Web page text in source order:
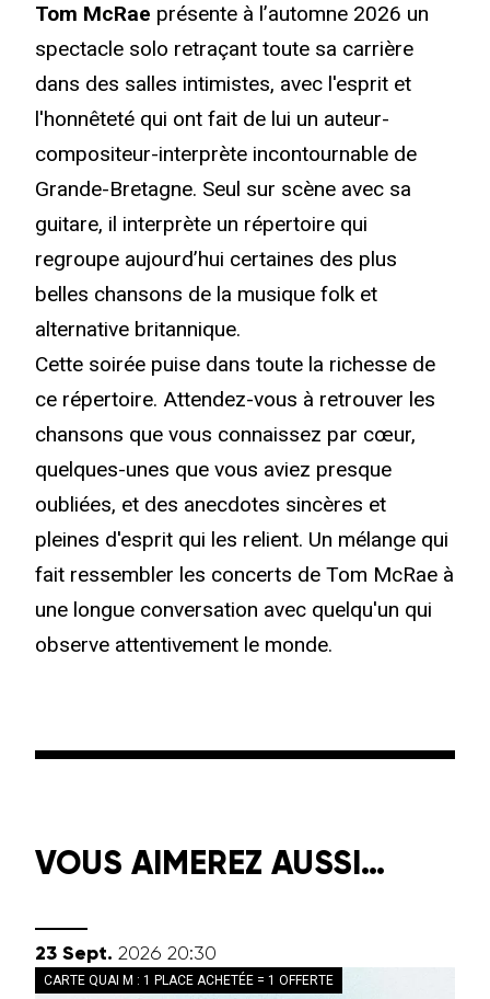
Tom McRae présente à l’automne 2026 un
spectacle solo retraçant toute sa carrière
dans des salles intimistes, avec l'esprit et
l'honnêteté qui ont fait de lui un auteur-
compositeur-interprète incontournable de
Grande-Bretagne. Seul sur scène avec sa
guitare, il interprète un répertoire qui
regroupe aujourd’hui certaines des plus
belles chansons de la musique folk et
alternative britannique.
Cette soirée puise dans toute la richesse de
ce répertoire. Attendez-vous à retrouver les
chansons que vous connaissez par cœur,
quelques-unes que vous aviez presque
oubliées, et des anecdotes sincères et
pleines d'esprit qui les relient. Un mélange qui
fait ressembler les concerts de Tom McRae à
une longue conversation avec quelqu'un qui
observe attentivement le monde.
VOUS AIMEREZ AUSSI…
23 septembre
Sept. 2026 20:30
CARTE QUAI M : 1 PLACE ACHETÉE = 1 OFFERTE